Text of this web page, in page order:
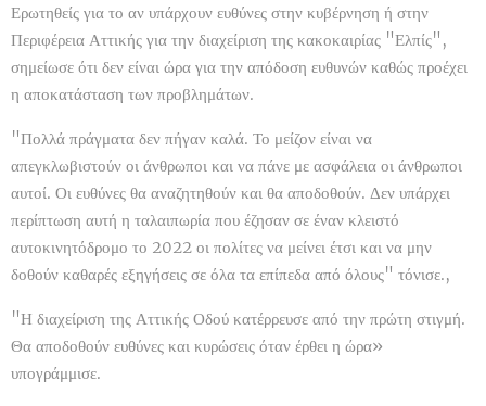
Ερωτηθείς για το αν υπάρχουν ευθύνες στην κυβέρνηση ή στην
Περιφέρεια Αττικής για την διαχείριση της κακοκαιρίας "Ελπίς",
σημείωσε ότι δεν είναι ώρα για την απόδοση ευθυνών καθώς προέχει
η αποκατάσταση των προβλημάτων.
"Πολλά πράγματα δεν πήγαν καλά. Το μείζον είναι να
απεγκλωβιστούν οι άνθρωποι και να πάνε με ασφάλεια οι άνθρωποι
αυτοί. Οι ευθύνες θα αναζητηθούν και θα αποδοθούν. Δεν υπάρχει
περίπτωση αυτή η ταλαιπωρία που έζησαν σε έναν κλειστό
αυτοκινητόδρομο το 2022 οι πολίτες να μείνει έτσι και να μην
δοθούν καθαρές εξηγήσεις σε όλα τα επίπεδα από όλους" τόνισε.,
"Η διαχείριση της Αττικής Οδού κατέρρευσε από την πρώτη στιγμή.
Θα αποδοθούν ευθύνες και κυρώσεις όταν έρθει η ώρα»
υπογράμμισε.